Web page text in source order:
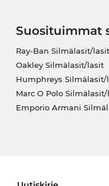
Suosituimmat
Ray-Ban Silmälasit/lasit
Oakley Silmälasit/lasit
Humphreys Silmälasit/
Marc O Polo
Emporio Armani